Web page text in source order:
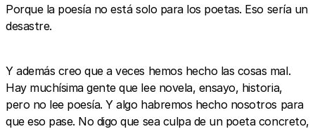
Porque la poesía no está solo para los poetas. Eso sería un
desastre.
Y además creo que a veces hemos hecho las cosas mal.
Hay muchísima gente que lee novela, ensayo, historia,
pero no lee poesía. Y algo habremos hecho nosotros para
que eso pase. No digo que sea culpa de un poeta concreto,